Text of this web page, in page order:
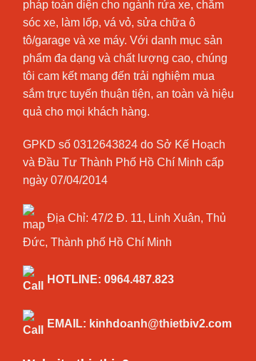
pháp toàn diện cho ngành rửa xe, chăm
sóc xe, làm lốp, vá vỏ, sửa chữa ô
tô/garage và xe máy. Với danh mục sản
phẩm đa dạng và chất lượng cao, chúng
tôi cam kết mang đến trải nghiệm mua
sắm trực tuyến thuận tiện, an toàn và hiệu
quả cho mọi khách hàng.
GPKD số 0312643824 do Sở Kế Hoạch
và Đầu Tư Thành Phố Hồ Chí Minh cấp
ngày 07/04/2014
Địa Chỉ: 47/2 Đ. 11, Linh Xuân, Thủ
Đức, Thành phố Hồ Chí Minh
HOTLINE: 0964.487.823
EMAIL: kinhdoanh@thietbiv2.com